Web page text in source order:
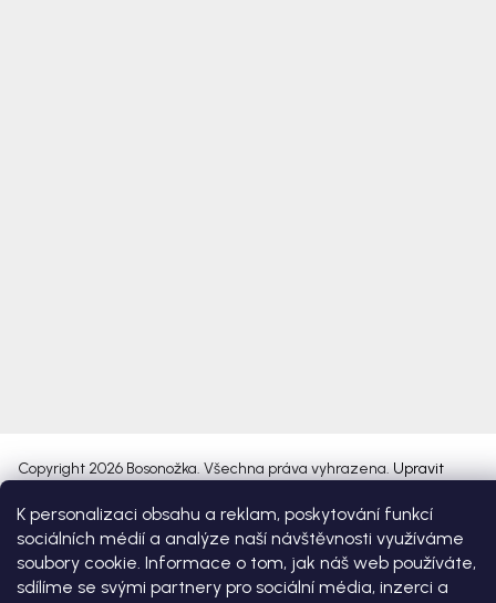
K personalizaci obsahu a reklam, poskytování funkcí
sociálních médií a analýze naší návštěvnosti využíváme
soubory cookie. Informace o tom, jak náš web používáte,
sdílíme se svými partnery pro sociální média, inzerci a
Vytvořil Shoptet Premium
Copyright 2026 Bosonožka. Všechna práva vyhrazena. Upravit
nastavení cookies